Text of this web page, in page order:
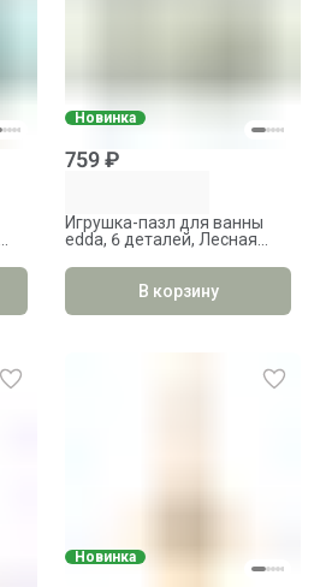
Новинка
759 ₽
Игрушка-пазл для ванны
edda, 6 деталей, Лесная
В корзину
Новинка